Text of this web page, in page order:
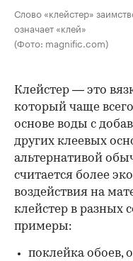
Слово «клейстер»
означает «клей»
(Фото: magnific.com)
00:00 /
Клейстер — это
который чаще
основе воды с
других клеевых
альтернативой
считается более
воздействия на
клейстер в разных
примеры:
поклейка обоев,